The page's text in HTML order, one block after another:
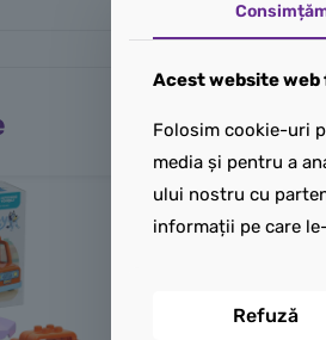
Acest website
Folosim cookie-uri
media și pentru a
ului nostru cu
informații pe care
Refuză